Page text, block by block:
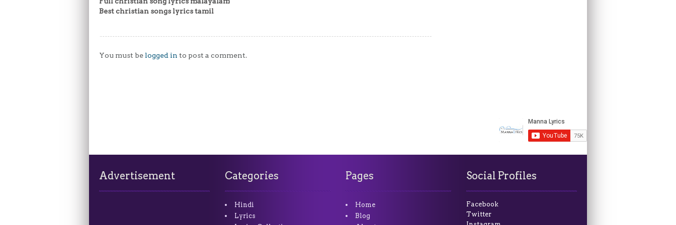
Best christian songs lyrics tamil
You must be logged in to post a comment.
Advertisement Categories
Hindi
Lyrics
Pages
Home
Blog
Social Profiles
Facebook
Twitter